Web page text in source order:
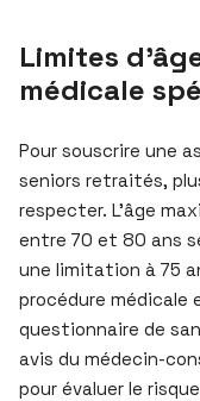
Limites
médicale
Pour souscrire une
seniors retraités,
respecter. L’âge
entre 70 et 80 ans
une limitation à 75
procédure médicale
questionnaire de
avis du médecin-
pour évaluer le